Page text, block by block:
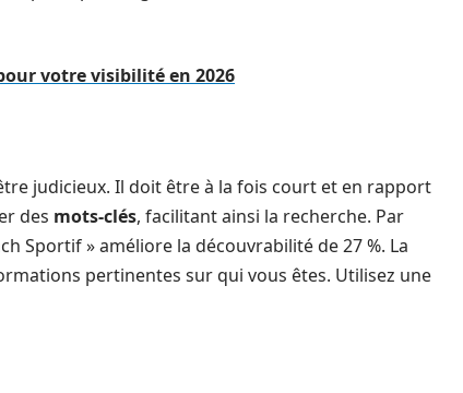
votre visibilité en 2026
judicieux. Il doit être à la fois court et en rapport
des mots-clés, facilitant ainsi la recherche. Par
Sportif » améliore la découvrabilité de 27 %. La
pertinentes sur qui vous êtes. Utilisez une